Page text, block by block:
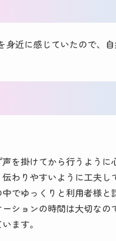
近に感じていたので、
を掛けてから行うように
わりやすいように工夫し
でゆっくりと利用者様と
ションの時間は大切なの
います。